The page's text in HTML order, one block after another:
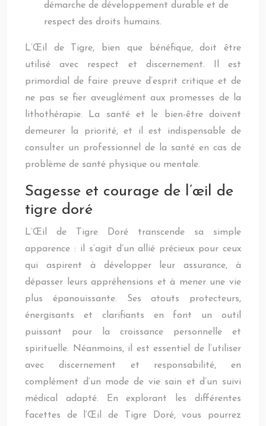
démarche de développement durable et de
respect des droits humains.
L’Œil de Tigre, bien que bénéfique, doit être
utilisé avec respect et discernement. Il est
primordial de faire preuve d’esprit critique et de
ne pas se fier aveuglément aux promesses de la
lithothérapie. La santé et le bien-être doivent
demeurer la priorité, et il est indispensable de
consulter un professionnel de la santé en cas de
problème de santé physique ou mentale.
Sagesse et courage de l’œil de
tigre doré
L’Œil de Tigre Doré transcende sa simple
apparence : il s’agit d’un allié précieux pour ceux
qui aspirent à développer leur assurance, à
dépasser leurs appréhensions et à mener une vie
plus épanouissante. Ses atouts protecteurs,
énergisants et clarifiants en font un outil
puissant pour la croissance personnelle et
spirituelle. Néanmoins, il est essentiel de l’utiliser
avec discernement et responsabilité, en
complément d’un mode de vie sain et d’un suivi
médical adapté. En explorant les différentes
facettes de l’Œil de Tigre Doré, vous pourrez